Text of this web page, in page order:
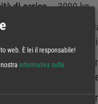
di carico
3000 kg
Batteria
della
web. È lei il responsabile!
informativa sulla